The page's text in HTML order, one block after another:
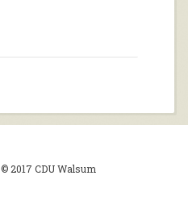
© 2017 CDU Walsum